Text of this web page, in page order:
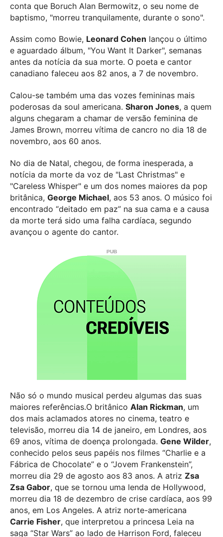
conta que Boruch Alan Bermowitz, o seu nome de
baptismo, "morreu tranquilamente, durante o sono".
Assim como Bowie, Leonard Cohen lançou o último
e aguardado álbum, "You Want It Darker", semanas
antes da notícia da sua morte. O poeta e cantor
canadiano faleceu aos 82 anos, a 7 de novembro.
Calou-se também uma das vozes femininas mais
poderosas da soul americana. Sharon Jones, a quem
alguns chegaram a chamar de versão feminina de
James Brown, morreu vítima de cancro no dia 18 de
novembro, aos 60 anos.
No dia de Natal, chegou, de forma inesperada, a
notícia da morte da voz de "Last Christmas" e
"Careless Whisper" e um dos nomes maiores da pop
britânica, George Michael, aos 53 anos. O músico foi
encontrado “deitado em paz” na sua cama e a causa
da morte terá sido uma falha cardíaca, segundo
avançou o agente do cantor.
Não só o mundo musical perdeu algumas das suas
maiores referências.O britânico Alan Rickman, um
dos mais aclamados atores no cinema, teatro e
televisão, morreu dia 14 de janeiro, em Londres, aos
69 anos, vítima de doença prolongada. Gene Wilder,
conhecido pelos seus papéis nos filmes “Charlie e a
Fábrica de Chocolate” e o “Jovem Frankenstein”,
morreu dia 29 de agosto aos 83 anos. A atriz Zsa
Zsa Gabor, que se tornou uma lenda de Hollywood,
morreu dia 18 de dezembro de crise cardíaca, aos 99
anos, em Los Angeles. A atriz norte-americana
Carrie Fisher, que interpretou a princesa Leia na
saga “Star Wars” ao lado de Harrison Ford, faleceu